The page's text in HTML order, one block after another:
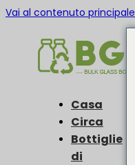
Vai al contenuto principale
Casa
Circa
Bottiglie
di